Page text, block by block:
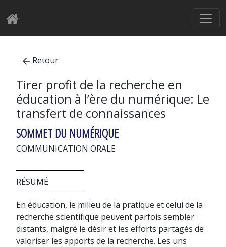
Retour
Tirer profit de la recherche en
éducation à l’ère du numérique: Le
transfert de connaissances
SOMMET DU NUMÉRIQUE
COMMUNICATION ORALE
RÉSUMÉ
En éducation, le milieu de la pratique et celui de la
recherche scientifique peuvent parfois sembler
distants, malgré le désir et les efforts partagés de
valoriser les apports de la recherche. Les uns